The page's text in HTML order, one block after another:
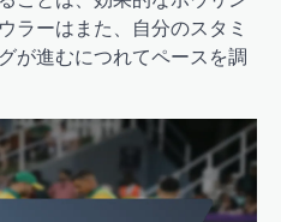
ラーはまた、自分のスタミ
が進むにつれてペースを調